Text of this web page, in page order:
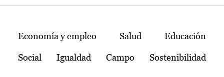
Temas
Economía y empleo Salud Educación
Social Igualdad Campo Sostenibilidad